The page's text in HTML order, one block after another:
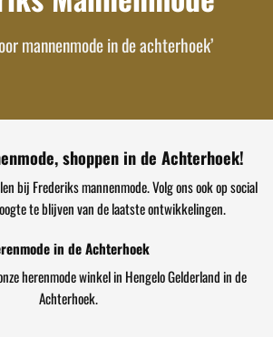
mannenmode in de achterhoek’
shoppen in de Achterhoek!
bij Frederiks mannenmode. Volg ons ook op social
te blijven van de laatste ontwikkelingen.
in de Achterhoek
herenmode winkel in Hengelo Gelderland in de
Achterhoek.